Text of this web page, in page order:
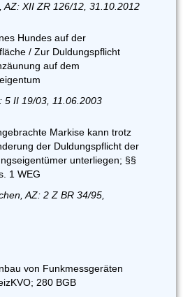
AZ: XII ZR 126/12, 31.10.2012
Hundes auf der
/ Zur Duldungspflicht
auf dem
5 II 19/03, 11.06.2003
Markise kann trotz
der Duldungspflicht der
unterliegen; §§
1 WEG
AZ: 2 Z BR 34/95,
von Funkmessgeräten
280 BGB